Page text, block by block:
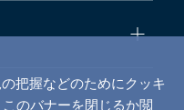
把握などのためにクッキ
のバナーを閉じるか閲